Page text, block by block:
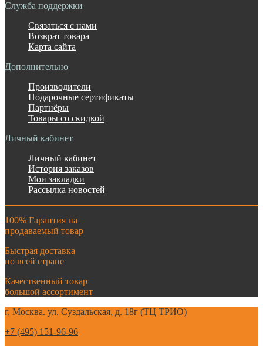
Служба поддержки
Связаться с нами
Возврат товара
Карта сайта
Дополнительно
Производители
Подарочные сертификаты
Партнёры
Товары со скидкой
Личный кабинет
Личный кабинет
История заказов
Мои закладки
Рассылка новостей
100% Гарантия на
продаваемый товар
Быстрая доставка
по всей стране
Качественный товар
большой ассортимент
г. Москва. ул. Суздальская, д. 18г (ТЦ ТРИО)
+7 (495) 151-96-96